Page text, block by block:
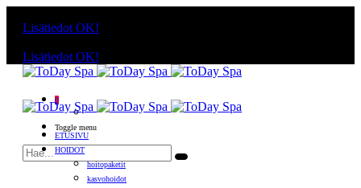
Lisätiedot OK!
Lisätiedot OK!
0
Toggle menu
ETUSIVU
HOIDOT
hoitopaketit
kasvohoidot